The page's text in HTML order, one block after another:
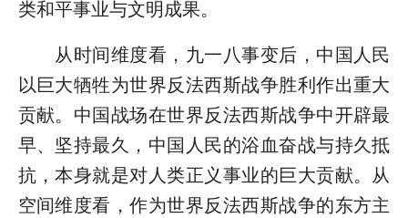
类和平事业与文明成果。
从时间维度看，九一八事变后，中国人民
以巨大牺牲为世界反法西斯战争胜利作出重大
贡献。中国战场在世界反法西斯战争中开辟最
早、坚持最久，中国人民的浴血奋战与持久抵
抗，本身就是对人类正义事业的巨大贡献。从
空间维度看，作为世界反法西斯战争的东方主